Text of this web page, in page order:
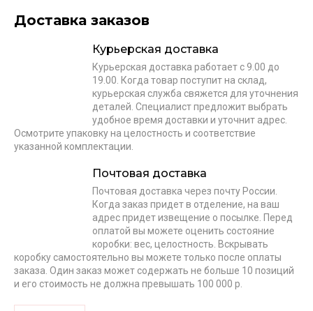
Доставка заказов
Курьерская доставка
Курьерская доставка работает с 9.00 до
19.00. Когда товар поступит на склад,
курьерская служба свяжется для уточнения
деталей. Специалист предложит выбрать
удобное время доставки и уточнит адрес.
Осмотрите упаковку на целостность и соответствие
указанной комплектации.
Почтовая доставка
Почтовая доставка через почту России.
Когда заказ придет в отделение, на ваш
адрес придет извещение о посылке. Перед
оплатой вы можете оценить состояние
коробки: вес, целостность. Вскрывать
коробку самостоятельно вы можете только после оплаты
заказа. Один заказ может содержать не больше 10 позиций
и его стоимость не должна превышать 100 000 р.